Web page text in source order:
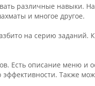
различные навыки.
и многое другое.
на серию заданий.
Есть описание меню и
Также